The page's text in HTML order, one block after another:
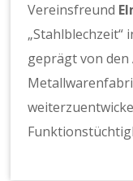
Vereinsfreund
„Stahlblechzeit“
geprägt von